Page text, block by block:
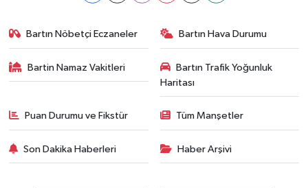
Bartın Nöbetçi Eczaneler Bartın Hava Durumu
Bartin Namaz Vakitleri
Bartın Trafik Yoğunluk
Haritası
Puan Durumu ve Fikstür Tüm Manşetler
Son Dakika Haberleri Haber Arşivi